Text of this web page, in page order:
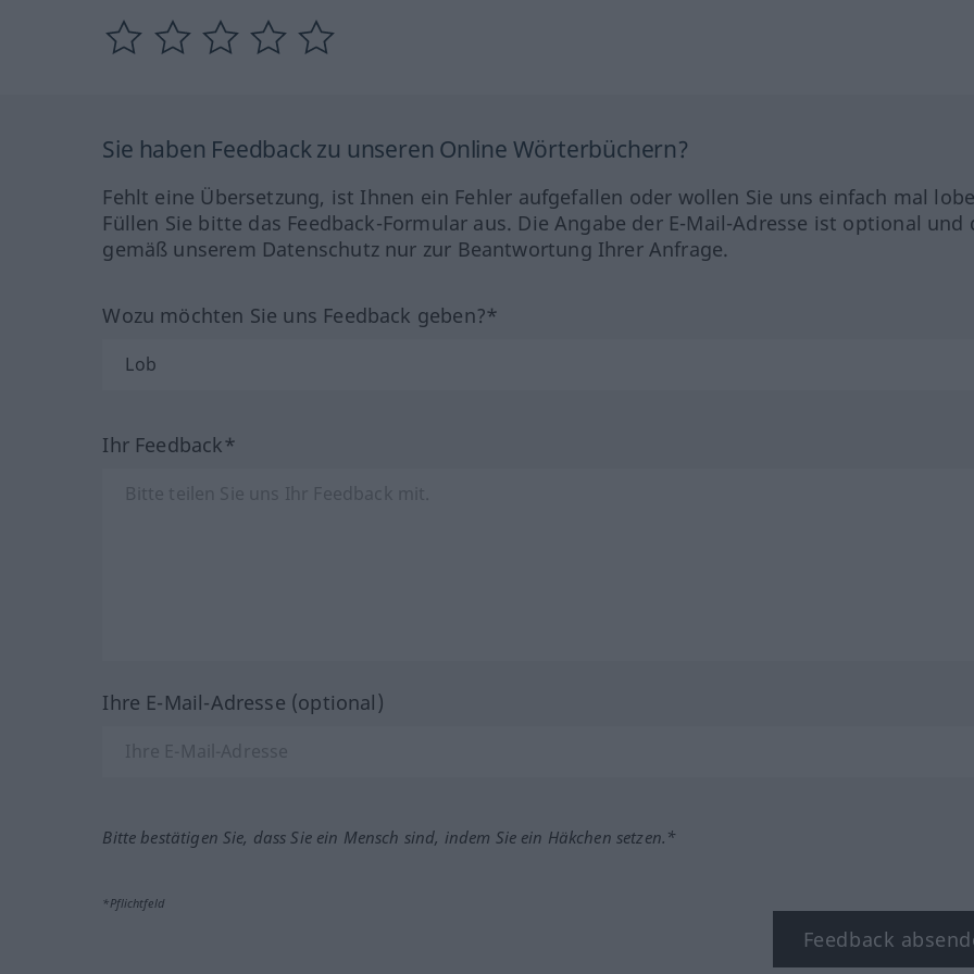
Sie haben Feedback zu unseren Online Wörterbüchern?
Fehlt eine Übersetzung, ist Ihnen ein Fehler aufgefallen oder wollen Sie uns einfach mal
Füllen Sie bitte das Feedback-Formular aus. Die Angabe der E-Mail-Adresse ist optional und
gemäß unserem Datenschutz nur zur Beantwortung Ihrer Anfrage.
Wozu möchten Sie uns Feedback geben?*
Ihr Feedback*
Ihre E-Mail-Adresse (optional)
Bitte bestätigen Sie, dass Sie ein Mensch sind, indem Sie ein Häkchen setzen.*
*Pflichtfeld
Feedback